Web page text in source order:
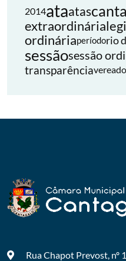
2014ataatas
extraordinária
ordináriaperíodorio
sessãosessão
transparência
Rua Chapot Prevost, nº